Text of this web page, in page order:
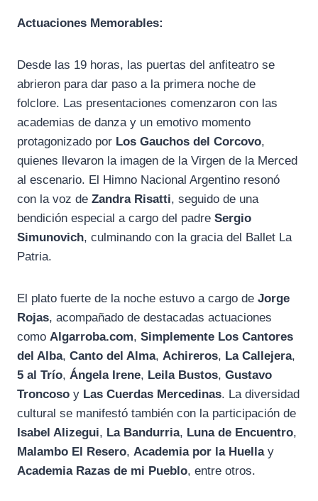
Actuaciones Memorables:
Desde las 19 horas, las puertas del anfiteatro se
abrieron para dar paso a la primera noche de
folclore. Las presentaciones comenzaron con las
academias de danza y un emotivo momento
protagonizado por Los Gauchos del Corcovo,
quienes llevaron la imagen de la Virgen de la Merced
al escenario. El Himno Nacional Argentino resonó
con la voz de Zandra Risatti, seguido de una
bendición especial a cargo del padre Sergio
Simunovich, culminando con la gracia del Ballet La
Patria.
El plato fuerte de la noche estuvo a cargo de Jorge
Rojas, acompañado de destacadas actuaciones
como Algarroba.com, Simplemente Los Cantores
del Alba, Canto del Alma, Achireros, La Callejera,
5 al Trío, Ángela Irene, Leila Bustos, Gustavo
Troncoso y Las Cuerdas Mercedinas. La diversidad
cultural se manifestó también con la participación de
Isabel Alizegui, La Bandurria, Luna de Encuentro,
Malambo El Resero, Academia por la Huellay
Academia Razas de mi Pueblo, entre otros.